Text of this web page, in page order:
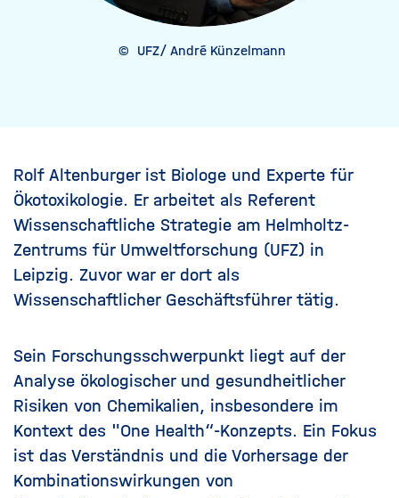
© UFZ/ André Künzelmann
Rolf Altenburger ist Biologe und Experte für
Ökotoxikologie. Er arbeitet als Referent
Wissenschaftliche Strategie am Helmholtz-
Zentrums für Umweltforschung (UFZ) in
Leipzig. Zuvor war er dort als
Wissenschaftlicher Geschäftsführer tätig.
Sein Forschungsschwerpunkt liegt auf der
Analyse ökologischer und gesundheitlicher
Risiken von Chemikalien, insbesondere im
Kontext des "One Health“-Konzepts. Ein Fokus
ist das Verständnis und die Vorhersage der
Kombinationswirkungen von